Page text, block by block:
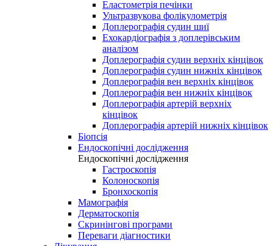
Еластометрія печінки
Ультразвукова фолікулометрія
Доплерографія судин шиї
Ехокардіографія з доплерівським
аналізом
Доплерографія судин верхніх кінцівок
Доплерографія судин нижніх кінцівок
Доплерографія вен верхніх кінцівок
Доплерографія вен нижніх кінцівок
Доплерографія артерій верхніх
кінцівок
Доплерографія артерій нижніх кінцівок
Біопсія
Ендоскопічні дослідження
Ендоскопічні дослідження
Гастроскопія
Колоноскопія
Бронхоскопія
Мамографія
Дерматоскопія
Скринінгові програми
Переваги діагностики